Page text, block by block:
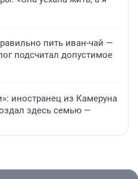
пить иван-чай —
подсчитал допустимое
иностранец из Камеруна
здесь семью —